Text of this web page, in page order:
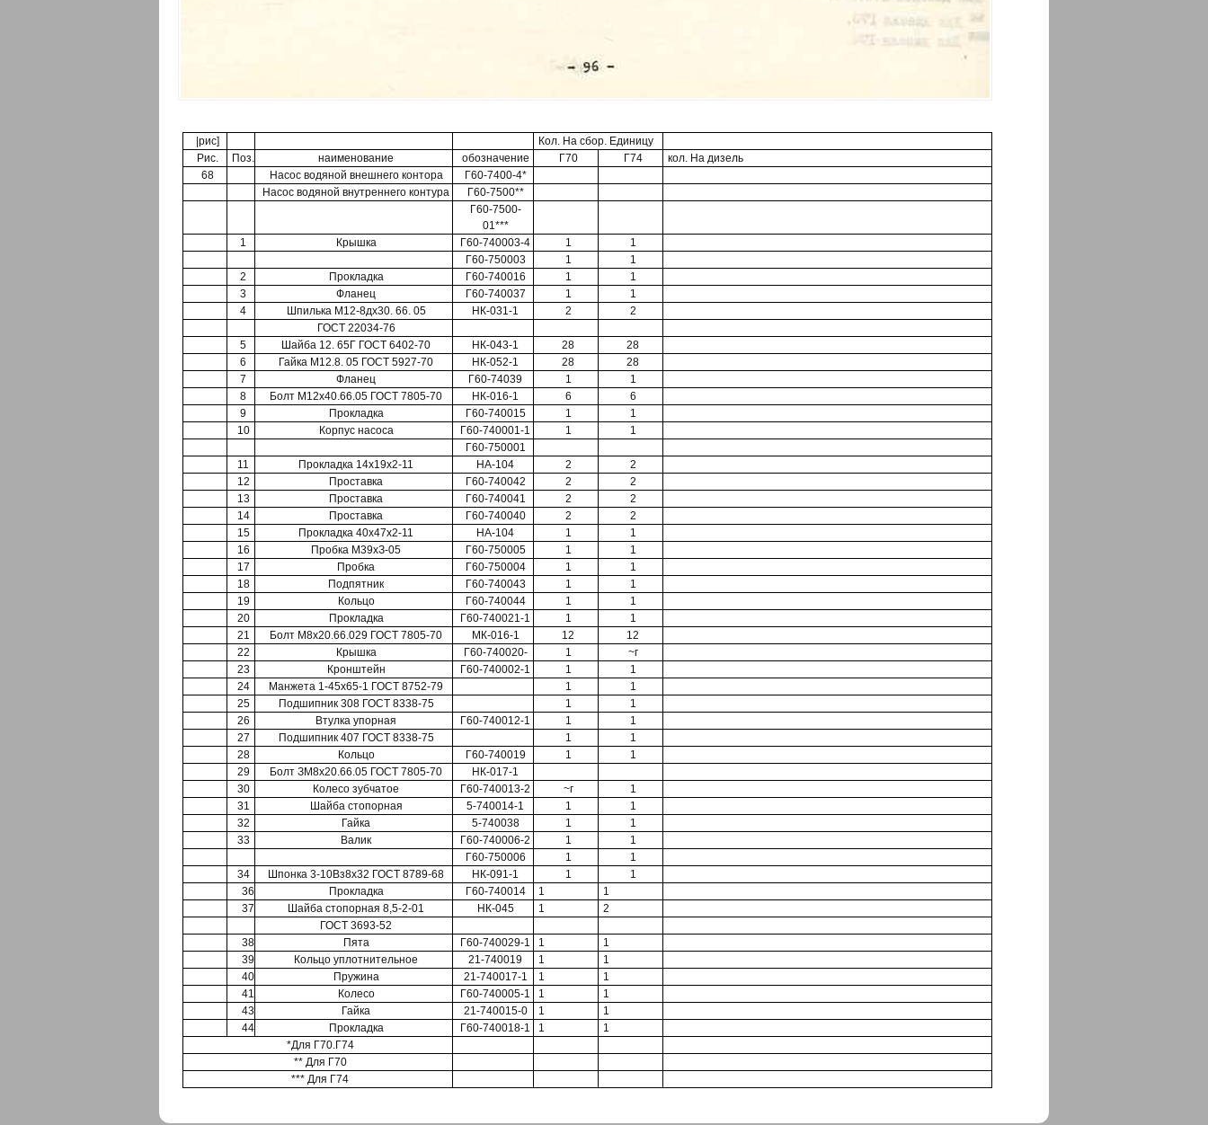
|рис]
Кол. На сбор. Единицу
Рис.
Поз. наименование обозначение Г70 Г74
кол. На дизель
68
Насос водяной внешнего контора
Г60-7400-4*
Насос водяной внутреннего контура
Г60-7500**
Г60-7500-
01***
1
Крышка Г60-740003-4 1
1
Г60-750003
1
1
2
Прокладка Г60-740016 1
1
3
Фланец Г60-740037 1
1
4
Шпилька М12-8дх30. 66. 05 НК-031-1 2
2
ГОСТ 22034-76
5
Шайба 12. 65Г ГОСТ 6402-70 НК-043-1 28
28
6
Гайка М12.8. 05 ГОСТ 5927-70 НК-052-1 28
28
7
Фланец Г60-74039 1
1
8
Болт М12x40.66.05 ГОСТ 7805-70 НК-016-1 6
6
9
Прокладка Г60-740015 1
1
10
Корпус насоса Г60-740001-1 1
1
Г60-750001
11
Прокладка 14x19x2-11 НА-104 2
2
12
Проставка Г60-740042 2
2
13
Проставка Г60-740041 2
2
14
Проставка Г60-740040 2
2
15
Прокладка 40x47x2-11 НА-104 1
1
16
Пробка М39хЗ-05 Г60-750005 1
1
17
Пробка Г60-750004 1
1
18
Подпятник Г60-740043 1
1
19
Кольцо Г60-740044 1
1
20
Прокладка Г60-740021-1 1
1
21
Болт М8х20.66.029 ГОСТ 7805-70 МК-016-1 12
12
22
Крышка Г60-740020- 1
~г
23
Кронштейн Г60-740002-1 1
1
24
Манжета 1-45x65-1 ГОСТ 8752-79 1
1
25
Подшипник 308 ГОСТ 8338-75 1
1
26
Втулка упорная Г60-740012-1 1
1
27
Подшипник 407 ГОСТ 8338-75 1
1
28
Кольцо Г60-740019 1
1
29
Болт ЗМ8х20.66.05 ГОСТ 7805-70
НК-017-1
30
Колесо зубчатое Г60-740013-2 ~г
1
31
Шайба стопорная 5-740014-1 1
1
32
Гайка 5-740038 1
1
33
Валик Г60-740006-2 1
1
Г60-750006
1
1
34
Шпонка 3-10Вз8х32 ГОСТ 8789-68 НК-091-1 1
1
36
Прокладка Г60-740014 1
1
37
Шайба стопорная 8,5-2-01 НК-045 1
2
ГОСТ 3693-52
38
Пята Г60-740029-1 1
1
39
Кольцо уплотнительное 21-740019 1
1
40
Пружина 21-740017-1 1
1
41
Колесо Г60-740005-1 1
1
43
Гайка 21-740015-0 1
1
44
Прокладка Г60-740018-1 1
1
*Для Г70.Г74
** Для Г70
*** Для Г74